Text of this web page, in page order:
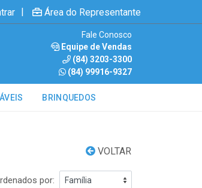
| Área do Representante
Fale Conosco
Equipe de Vendas
(84) 3203-3300
(84) 99916-9327
BRINQUEDOS
VOLTAR
por: